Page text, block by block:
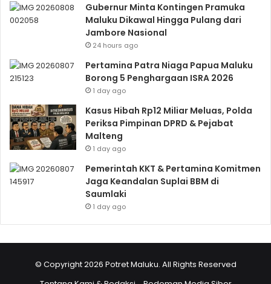
Gubernur Minta Kontingen Pramuka
Maluku Dikawal Hingga Pulang dari
Jambore Nasional
24 hours ago
Pertamina Patra Niaga Papua Maluku
Borong 5 Penghargaan ISRA 2026
1 day ago
Kasus Hibah Rp12 Miliar Meluas, Polda
Periksa Pimpinan DPRD & Pejabat
Malteng
1 day ago
Pemerintah KKT & Pertamina Komitmen
Jaga Keandalan Suplai BBM di
Saumlaki
1 day ago
© Copyright 2026 Potret Maluku. All Rights Reserved